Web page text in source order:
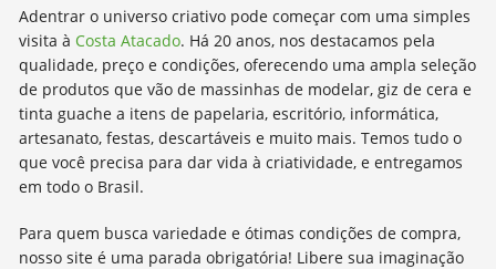
Adentrar o universo criativo pode começar com uma simples
visita à Costa Atacado. Há 20 anos, nos destacamos pela
qualidade, preço e condições, oferecendo uma ampla seleção
de produtos que vão de massinhas de modelar, giz de cera e
tinta guache a itens de papelaria, escritório, informática,
artesanato, festas, descartáveis e muito mais. Temos tudo o
que você precisa para dar vida à criatividade, e entregamos
em todo o Brasil.
Para quem busca variedade e ótimas condições de compra,
nosso site é uma parada obrigatória! Libere sua imaginação